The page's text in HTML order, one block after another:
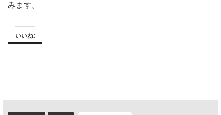
みます。
いいね: